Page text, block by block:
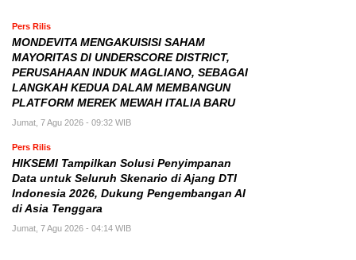
Pers Rilis
MONDEVITA MENGAKUISISI SAHAM
MAYORITAS DI UNDERSCORE DISTRICT,
PERUSAHAAN INDUK MAGLIANO, SEBAGAI
LANGKAH KEDUA DALAM MEMBANGUN
PLATFORM MEREK MEWAH ITALIA BARU
Jumat, 7 Agu 2026 - 09:32 WIB
Pers Rilis
HIKSEMI Tampilkan Solusi Penyimpanan
Data untuk Seluruh Skenario di Ajang DTI
Indonesia 2026, Dukung Pengembangan AI
di Asia Tenggara
Jumat, 7 Agu 2026 - 04:14 WIB